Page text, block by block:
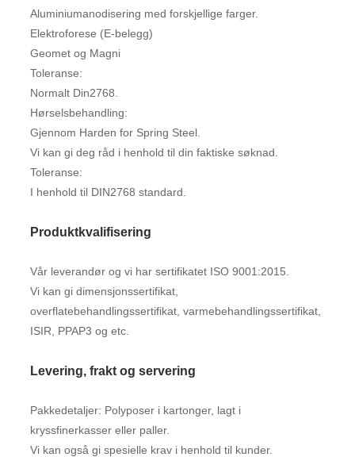
Aluminiumanodisering med forskjellige farger.
Elektroforese (E-belegg)
Geomet og Magni
Toleranse:
Normalt Din2768.
Hørselsbehandling:
Gjennom Harden for Spring Steel.
Vi kan gi deg råd i henhold til din faktiske søknad.
Toleranse:
I henhold til DIN2768 standard.
Produktkvalifisering
Vår leverandør og vi har sertifikatet ISO 9001:2015.
Vi kan gi dimensjonssertifikat,
overflatebehandlingssertifikat, varmebehandlingssertifikat,
ISIR, PPAP3 og etc.
Levering, frakt og servering
Pakkedetaljer: Polyposer i kartonger, lagt i
kryssfinerkasser eller paller.
Vi kan også gi spesielle krav i henhold til kunder.